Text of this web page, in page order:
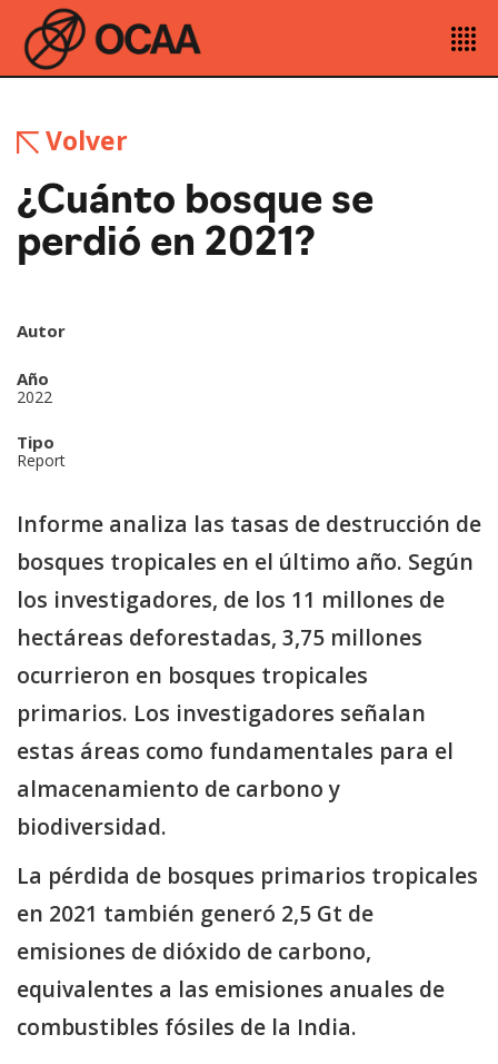
Volver
¿Cuánto bosque se
perdió en 2021?
Autor
Año
2022
Tipo
Report
Informe analiza las tasas de destrucción de
bosques tropicales en el último año. Según
los investigadores, de los 11 millones de
hectáreas deforestadas, 3,75 millones
ocurrieron en bosques tropicales
primarios. Los investigadores señalan
estas áreas como fundamentales para el
almacenamiento de carbono y
biodiversidad.
La pérdida de bosques primarios tropicales
en 2021 también generó 2,5 Gt de
emisiones de dióxido de carbono,
equivalentes a las emisiones anuales de
combustibles fósiles de la India.